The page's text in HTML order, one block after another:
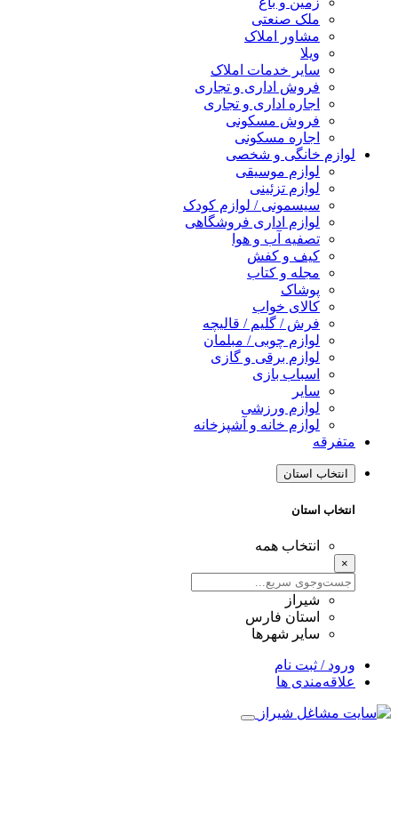
ملک صنعتی
مشاور املاک
ویلا
سایر خدمات املاک
فروش اداری و تجاری
اجاره اداری و تجاری
فروش مسکونی
اجاره مسکونی
لوازم خانگی و شخصی
لوازم موسیقی
لوازم تزئینی
سیسمونی / لوازم کودک
لوازم اداری فروشگاهی
تصفیه آب و هوا
کیف و کفش
مجله و کتاب
پوشاک
کالای خواب
فرش / گلیم / قالیچه
لوازم چوبی / مبلمان
لوازم برقی و گازی
اسباب بازی
سایر
لوازم ورزشی
لوازم خانه و آشپزخانه
متفرقه
انتخاب استان
انتخاب استان
انتخاب همه
×
شیراز
استان فارس
سایر شهرها
ورود / ثبت نام
علاقه‌مندی ها